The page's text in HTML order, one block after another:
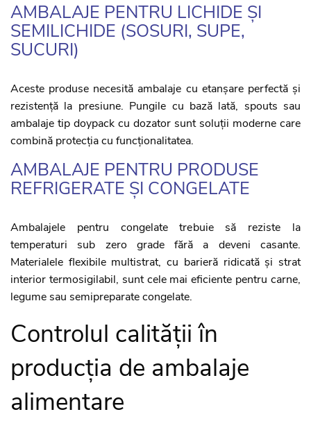
AMBALAJE PENTRU LICHIDE ȘI
SEMILICHIDE (SOSURI, SUPE,
SUCURI)
Aceste produse necesită ambalaje cu etanșare perfectă și
rezistență la presiune. Pungile cu bază lată, spouts sau
ambalaje tip doypack cu dozator sunt soluții moderne care
combină protecția cu funcționalitatea.
AMBALAJE PENTRU PRODUSE
REFRIGERATE ȘI CONGELATE
Ambalajele pentru congelate trebuie să reziste la
temperaturi sub zero grade fără a deveni casante.
Materialele flexibile multistrat, cu barieră ridicată și strat
interior termosigilabil, sunt cele mai eficiente pentru carne,
legume sau semipreparate congelate.
Controlul calității în
producția de ambalaje
alimentare